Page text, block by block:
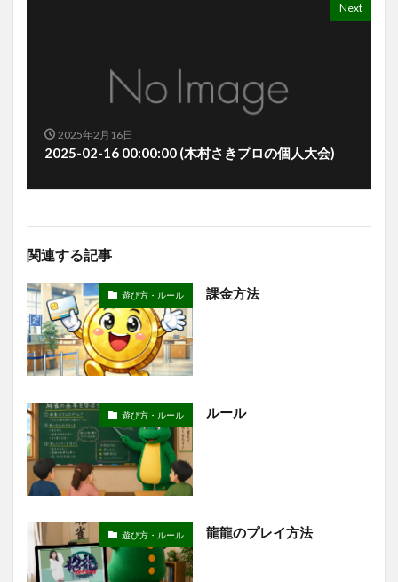
Next
2025年2月16日
2025-02-16 00:00:00 (木村さきプロの個人大会)
関連する記事
遊び方・ルール 課金方法
遊び方・ルール ルール
遊び方・ルール 龍龍のプレイ方法